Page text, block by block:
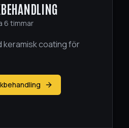
6 timmar
keramisk coating för